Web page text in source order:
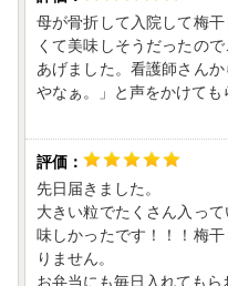
母が骨折して入院して梅
くて美味しそうだったの
あげました。看護師さん
やなぁ。」と声をかけても
先日届きました。
大きい粒でたくさん入っ
味しかったです！！！梅
りません。
お弁当にも毎日入れてもら